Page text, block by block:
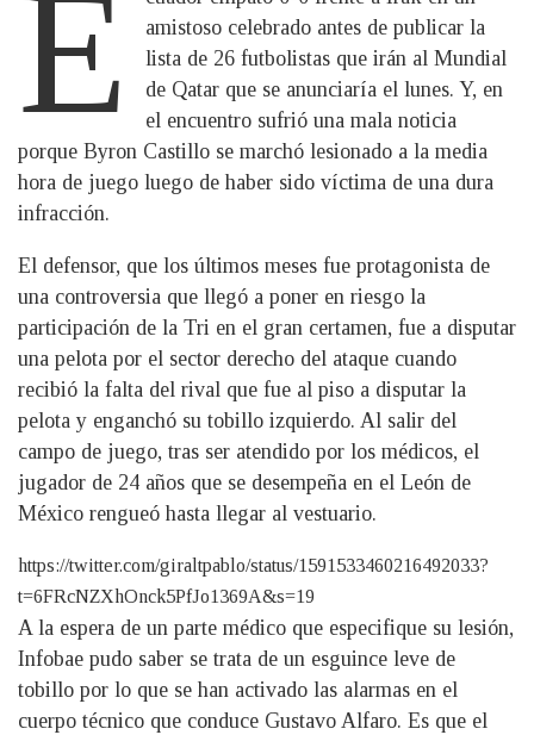
E
amistoso celebrado antes de publicar la
lista de 26 futbolistas que irán al Mundial
de Qatar que se anunciaría el lunes. Y, en
el encuentro sufrió una mala noticia
porque Byron Castillo se marchó lesionado a la media
hora de juego luego de haber sido víctima de una dura
infracción.
El defensor, que los últimos meses fue protagonista de
una controversia que llegó a poner en riesgo la
participación de la Tri en el gran certamen, fue a disputar
una pelota por el sector derecho del ataque cuando
recibió la falta del rival que fue al piso a disputar la
pelota y enganchó su tobillo izquierdo. Al salir del
campo de juego, tras ser atendido por los médicos, el
jugador de 24 años que se desempeña en el León de
México rengueó hasta llegar al vestuario.
https://twitter.com/giraltpablo/status/1591533460216492033?
t=6FRcNZXhOnck5PfJo1369A&s=19
A la espera de un parte médico que especifique su lesión,
Infobae pudo saber se trata de un esguince leve de
tobillo por lo que se han activado las alarmas en el
cuerpo técnico que conduce Gustavo Alfaro. Es que el